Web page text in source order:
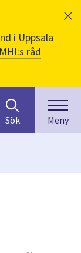
i Uppsala
råd
Sök Meny